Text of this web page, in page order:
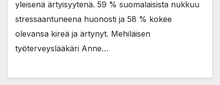
yleisenä ärtyisyytenä. 59 % suomalaisista nukkuu
stressaantuneena huonosti ja 58 % kokee
olevansa kireä ja ärtynyt. Mehiläisen
työterveyslääkäri Anne…